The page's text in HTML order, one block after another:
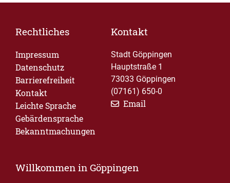
Rechtliches
Impressum
Datenschutz
Barrierefreiheit
Kontakt
Leichte Sprache
Gebärdensprache
Bekanntmachungen
Kontakt
Stadt Göppingen
Hauptstraße 1
73033 Göppingen
(07161) 650-0
Email
Willkommen in Göppingen